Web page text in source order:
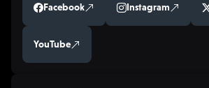
Facebook Instagram
YouTube